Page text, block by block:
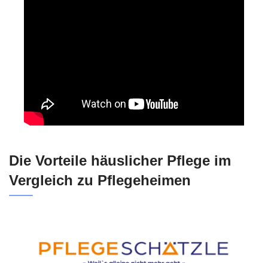
Die Vorteile häuslicher Pflege im
Vergleich zu Pflegeheimen